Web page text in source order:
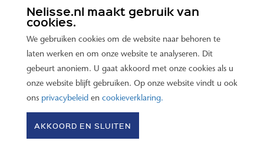
Nelisse.nl maakt gebruik van
cookies.
We gebruiken cookies om de website naar behoren te
laten werken en om onze website te analyseren. Dit
gebeurt anoniem. U gaat akkoord met onze cookies als u
onze website blijft gebruiken. Op onze website vindt u ook
ons privacybeleid en cookieverklaring.
AKKOORD EN SLUITEN
© 2026 Nelisse Makelaars –Disclaimer
Cookieverklaring–website door OGonline